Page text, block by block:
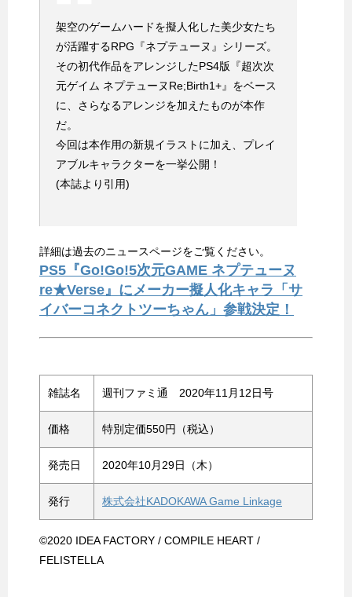
架空のゲームハードを擬人化した美少女たち
が活躍するRPG『ネプテューヌ』シリーズ。
その初代作品をアレンジしたPS4版『超次次
元ゲイム ネプテューヌRe;Birth1+』をベース
に、さらなるアレンジを加えたものが本作
だ。
今回は本作用の新規イラストに加え、プレイ
アブルキャラクターを一挙公開！
(本誌より引用)
詳細は過去のニュースページをご覧ください。
PS5『Go!Go!5次元GAME ネプテューヌ
re★Verse』にメーカー擬人化キャラ「サ
イバーコネクトツーちゃん」参戦決定！
雑誌名 週刊ファミ通 2020年11月12日号
価格 特別定価550円（税込）
発売日 2020年10月29日（木）
発行 株式会社KADOKAWA Game Linkage
©2020 IDEA FACTORY / COMPILE HEART /
FELISTELLA